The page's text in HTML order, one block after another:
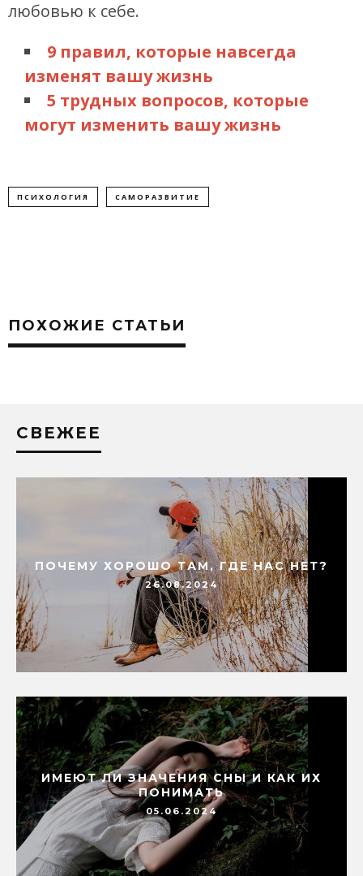
любовью к себе.
9 правил, которые навсегда
изменят вашу жизнь
5 трудных вопросов, которые
могут изменить вашу жизнь
ПСИХОЛОГИЯ САМОРАЗВИТИЕ
ПОХОЖИЕ СТАТЬИ
СВЕЖЕЕ
ПОЧЕМУ ХОРОШО ТАМ, ГДЕ НАС НЕТ?
26.08.2024
ИМЕЮТ ЛИ ЗНАЧЕНИЯ СНЫ И КАК ИХ
ПОНИМАТЬ
05.06.2024